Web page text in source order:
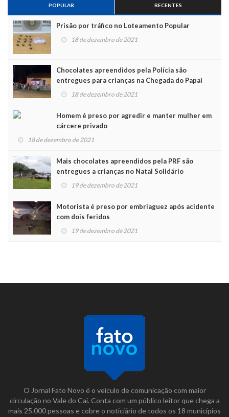
POPULAR RECENTES
Prisão por tráfico no Loteamento Popular
18 de dezembro de 2021
Chocolates apreendidos pela Polícia são
entregues para crianças na Chegada do Papai
Noel
18 de dezembro de 2021
Homem é preso por agredir e manter mulher em
cárcere privado
18 de dezembro de 2021
Mais chocolates apreendidos pela PRF são
entregues a crianças no Natal Solidário
19 de dezembro de 2021
Motorista é preso por embriaguez após acidente
com dois feridos
19 de dezembro de 2021
O Jornal Fato Novo é o veículo de comunicação com maior
circulação no Vale do Caí. Conta com um público leitor que chega a
mais 25.000 pessoas e cobre o noticiário de todos os 18 municípios